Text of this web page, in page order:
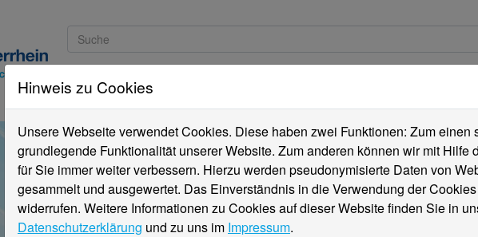
Studieninteressierte
Hinweis zu Cookies
Unsere Webseite verwendet Cookies. Diese haben zwei Funktionen: Zum einen
grundlegende Funktionalität unserer Website. Zum anderen können wir mit Hilfe
für Sie immer weiter verbessern. Hierzu werden pseudonymisierte Daten von
gesammelt und ausgewertet. Das Einverständnis in die Verwendung der
widerrufen. Weitere Informationen zu Cookies auf dieser Website finden Sie in
Datenschutzerklärung und zu uns im Impressum.